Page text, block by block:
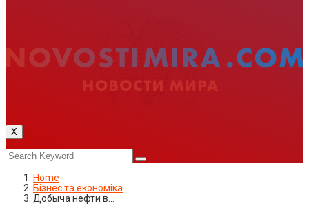
X
Home
Бізнес та економіка
Добыча нефти в…